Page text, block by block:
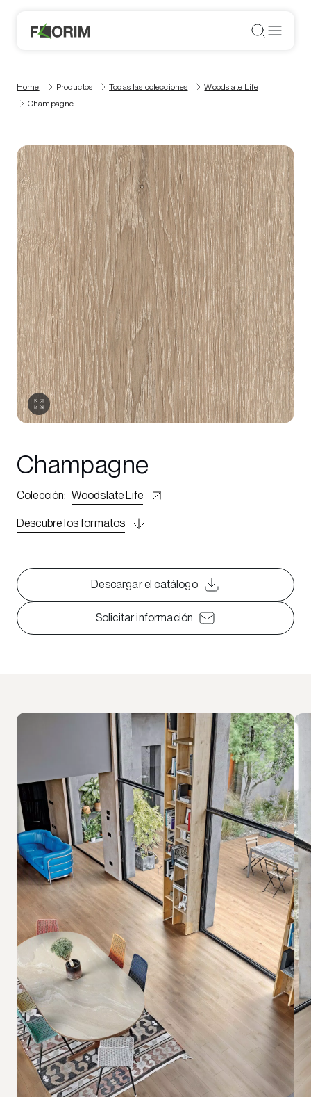
Home Productos Todas las colecciones
Woodslate Life
Champagne
Champagne
Colección: Woodslate Life
Descubre los formatos
Descargar el catálogo
Solicitar información